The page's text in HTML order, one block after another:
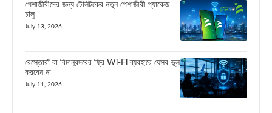
পেশাজীবীদের জন্য টেলিটকের নতুন পেশাজীবী প্যাকেজ
চালু
July 13, 2026
রেস্তোরাঁ বা বিমানবন্দরের ফ্রি Wi-Fi ব্যবহারে যেসব ভুল
করবেন না
July 11, 2026